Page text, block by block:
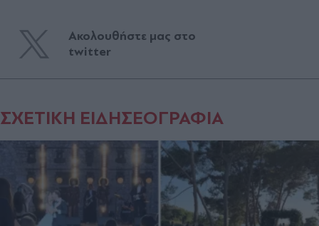
Ακολουθήστε μας στο
twitter
ΣΧΕΤΙΚΗ ΕΙΔΗΣΕΟΓΡΑΦΙΑ